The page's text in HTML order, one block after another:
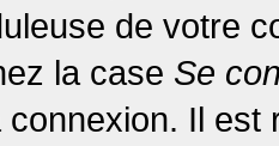
de votre
la case Se
connexion. Il